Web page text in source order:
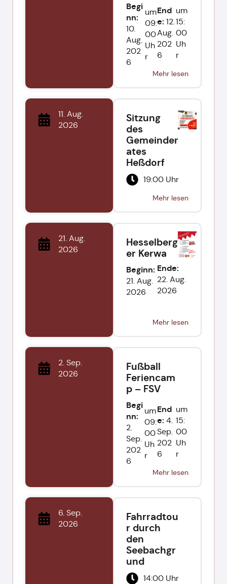
Begi
nn:
10.
Aug.
202
6
um
09:
00
Uh
r
End
e: 12.
Aug.
202
6
um
15:
00
Uh
r
Mehr lesen
11. Aug.
2026
Sitzung
des
Gemeinder
ates
Heßdorf
19:00 Uhr
Mehr lesen
21. Aug.
2026
Hesselberg
er Kerwa
Beginn:
21. Aug.
2026
Ende:
22. Aug.
2026
Mehr lesen
2. Sep.
2026
Fußball
Feriencam
p – FSV
Begi
nn:
2.
Sep.
202
6
um
09:
00
Uh
r
End
e: 4.
Sep.
202
6
um
15:
00
Uh
r
Mehr lesen
6. Sep.
2026
Fahrradtou
r durch
den
Seebachgr
und
14:00 Uhr